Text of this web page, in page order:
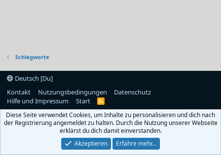
Schlagworte
Deutsch [Du]
Kontakt
Nutzungsbedingungen
Datenschutz
Hilfe und Impressum
Start
R
S
Diese Seite verwendet Cookies, um Inhalte zu personalisieren und dich nach
der Registrierung angemeldet zu halten. Durch die Nutzung unserer Webseite
erklärst du dich damit einverstanden.
Akzeptieren
Erfahre mehr…